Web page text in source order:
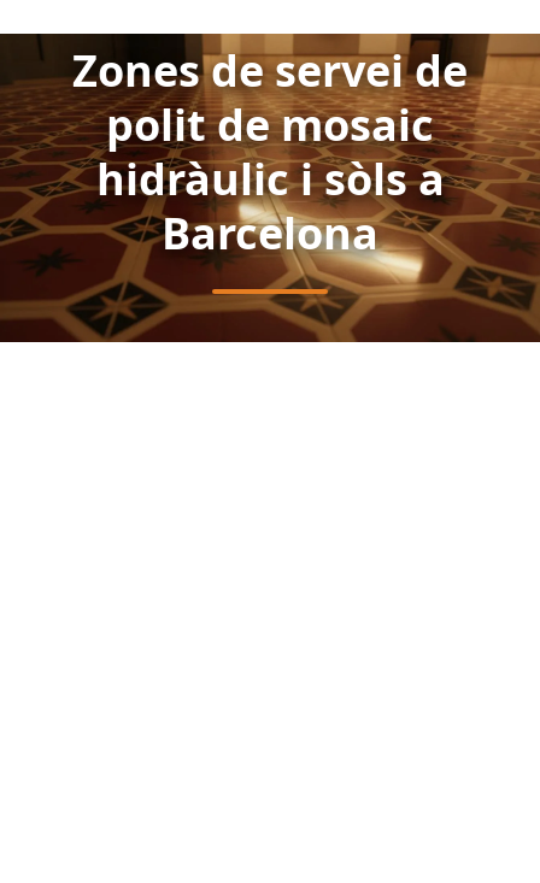
Zones de servei de
polit de mosaic
hidràulic i sòls a
Barcelona